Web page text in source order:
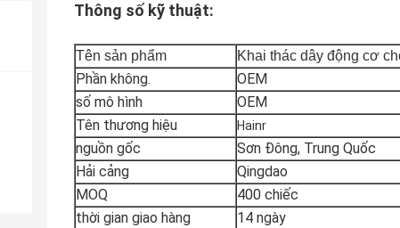
Thông số kỹ thuật:
Tên sản phẩm Khai thác dây động cơ
Phần không.
OEM
số mô hình
OEM
Tên thương hiệu
Hainr
nguồn gốc
Sơn Đông, Trung Quốc
Hải cảng
Qingdao
MOQ
400 chiếc
thời gian giao hàng
14 ngày